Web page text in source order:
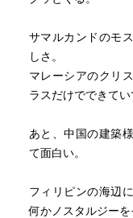
サマルカンドのモ
しさ。
マレーシアのクリ
ラスだけでできてい
あと、中国の建築
て面白い。
フィリピンの海辺
何かノスタルジーを